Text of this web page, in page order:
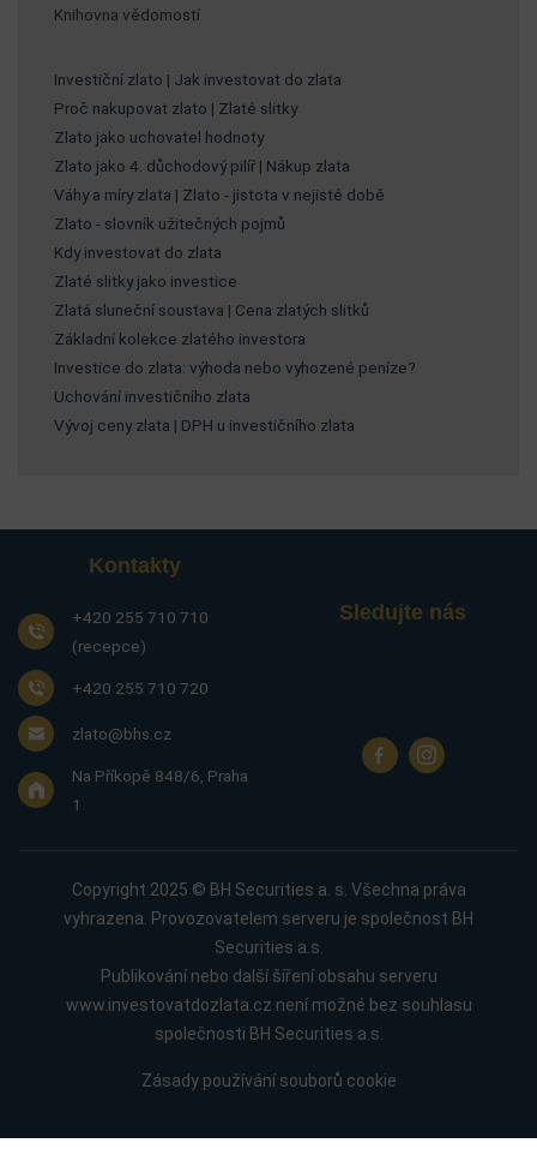
Knihovna vědomostí
Investiční zlato | Jak investovat do zlata
Proč nakupovat zlato | Zlaté slitky
Zlato jako uchovatel hodnoty
Zlato jako 4. důchodový pilíř | Nákup zlata
Váhy a míry zlata | Zlato - jistota v nejisté době
Zlato - slovník užitečných pojmů
Kdy investovat do zlata
Zlaté slitky jako investice
Zlatá sluneční soustava | Cena zlatých slitků
Základní kolekce zlatého investora
Investice do zlata: výhoda nebo vyhozené peníze?
Uchování investičního zlata
Vývoj ceny zlata | DPH u investičního zlata
Kontakty
+420 255 710 710
(recepce)
+420 255 710 720
zlato@bhs.cz
Na Příkopě 848/6, Praha
1
Sledujte nás
Copyright 2025 © BH Securities a. s. Všechna práva
vyhrazena. Provozovatelem serveru je společnost BH
Securities a.s.
Publikování nebo další šíření obsahu serveru
www.investovatdozlata.cz není možné bez souhlasu
společnosti BH Securities a.s.
Zásady používání souborů cookie